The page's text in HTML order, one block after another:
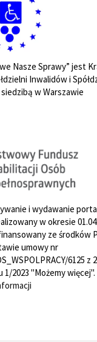
Nasze Sprawy” jest
Inwalidów i
w Warszawie
i wydawanie
w okresie
ze środków
umowy nr
6125 z
1/2023 "Możemy więcej".